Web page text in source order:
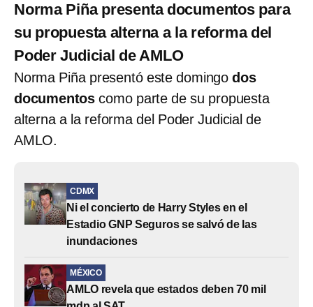
Norma Piña presenta documentos para
su propuesta alterna a la reforma del
Poder Judicial de AMLO
Norma Piña presentó este domingodos
documentos como parte de su propuesta
alterna a la reforma del Poder Judicial de
AMLO.
CDMX
Ni el concierto de Harry Styles en el
Estadio GNP Seguros se salvó de las
inundaciones
MÉXICO
AMLO revela que estados deben 70 mil